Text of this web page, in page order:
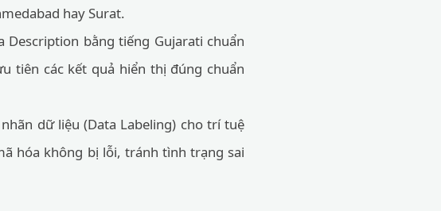
hay Surat.
Description bằng tiếng Gujarati chuẩn
tiên các kết quả hiển thị đúng chuẩn
dữ liệu (Data Labeling) cho trí tuệ
hóa không bị lỗi, tránh tình trạng sai